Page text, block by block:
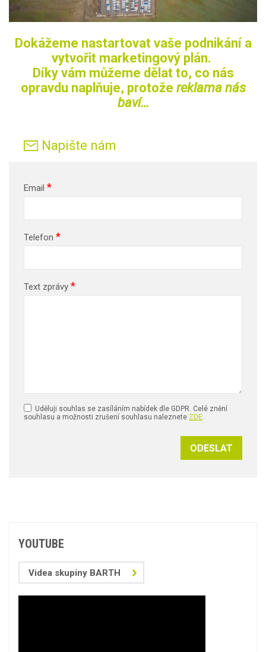
Dokážeme nastartovat vaše podnikání a
vytvořit marketingový plán.
Díky vám můžeme dělat to, co nás
opravdu naplňuje, protože reklama nás
baví…
Napište nám
Email *
Telefon *
Text zprávy *
Uděluji souhlas se zasíláním nabídek dle GDPR. Celé znění
souhlasu a možnosti zrušení souhlasu naleznete ZDE.
ODESLAT
YOUTUBE
Videa skupiny BARTH